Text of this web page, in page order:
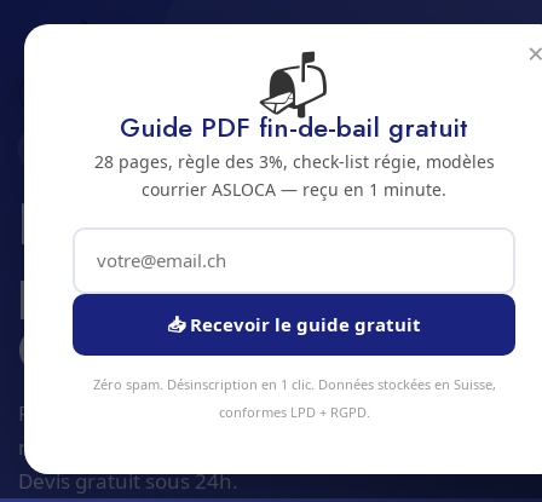
Jura bernois
Nettoyage
professionnel à
Orvin
Plus de 90 prestationsde nettoyage et facility
management disponibles à Orvin. Dès
Devis gratuit sous 24h.
📬
Guide PDF fin-de-bail gratuit
28 pages, règle des 3%, check-list régie, modèles
courrier ASLOCA — reçu en 1 minute.
📥 Recevoir le guide gratuit
Zéro spam. Désinscription en 1 clic. Données stockées en Suisse,
conformes LPD + RGPD.